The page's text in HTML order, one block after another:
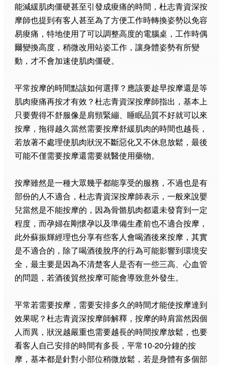
能減緩肌肉僵硬甚至引發成痠痛的時間，杜志青資深按
摩師也提到有客人甚至為了方便工作時轉換姿勢以免容
易痠痛，特地使用了可以調整高度的電腦桌，工作時偶
爾變換高度，稍微改用站姿工作，讓身體姿勢有所變
動，才不會加速使肌肉僵硬。
平常按摩的時間點該如何選擇？應該要趁早按摩還是等
肌肉痠痛再按才有效？杜志青資深按摩師指出，基本上
只要覺得不舒服像是肩頸緊繃、睡眠品質不好就可以來
按摩，拖得越久當然需要按摩舒緩肌肉的時間也越長，
若放著不處理使肌肉狀況不斷惡化又不休息放鬆，最後
可能不僅需要按摩還需要就醫使用藥物。
按摩雖然是一種大眾幾乎都能享受的服務，不過也是有
部份的人不適合，杜志青資深按摩師表示，一般來說嬰
兒當然是不能按摩的，因為骨骼肌肉都還未發育到一定
程度，而孕婦在剛懷孕以及準備生產前也不適合按摩，
此外蘇振輝經理也分享有些客人會喝酒後來按摩，其實
是不適合的，除了喝酒後脫序的行為可能影響到環境安
全，最主要是因為不清楚客人是否有一些三高、心血管
的問題，若酒後貿然按摩可能會導致意外發生。
平常若需要按摩，需要安排多久的時間才能使按摩達到
效果呢？杜志青資深按摩師解釋，按摩的時肩當然因個
人而異，狀況越嚴重也需要越長的時間按摩放鬆，也要
看客人自己安排的時間有多長，平常10-20分鐘的按
摩，基本都是針對小部位稍微放鬆，若是身體有多個部